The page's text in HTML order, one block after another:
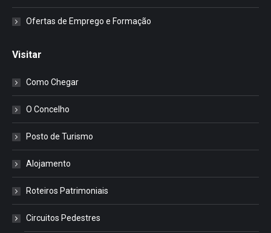
Ofertas de Emprego e Formação
Visitar
Como Chegar
O Concelho
Posto de Turismo
Alojamento
Roteiros Patrimoniais
Circuitos Pedestres